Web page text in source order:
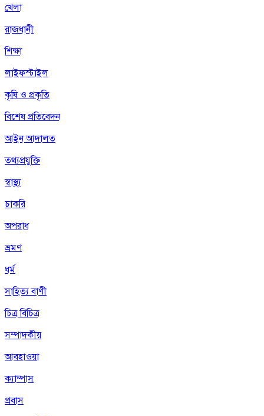
খেলা
রাজধানী
শিক্ষা
লাইফস্টাইল
কৃষি ও প্রকৃতি
বিশেষ প্রতিবেদন
আইন আদালত
তথ্যপ্রযুক্তি
স্বাস্থ্য
চাকরি
অপরাধ
ভ্রমণ
ধর্ম
সাহিত্য বাণী
চিত্র বিচিত্র
সম্পাদকীয়
আবহাওয়া
ক্যাম্পাস
প্রবাস